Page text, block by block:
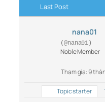
Last Post
nana01
(@nana01)
Noble Member
Tham gia: 9
Topic starter